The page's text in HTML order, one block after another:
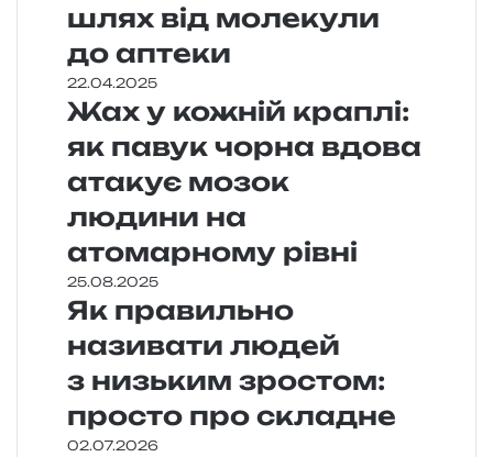
шлях від молекули
до аптеки
22.04.2025
Жах у кожній краплі:
як павук чорна вдова
атакує мозок
людини на
атомарному рівні
25.08.2025
Як правильно
називати людей
з низьким зростом:
просто про складне
02.07.2026